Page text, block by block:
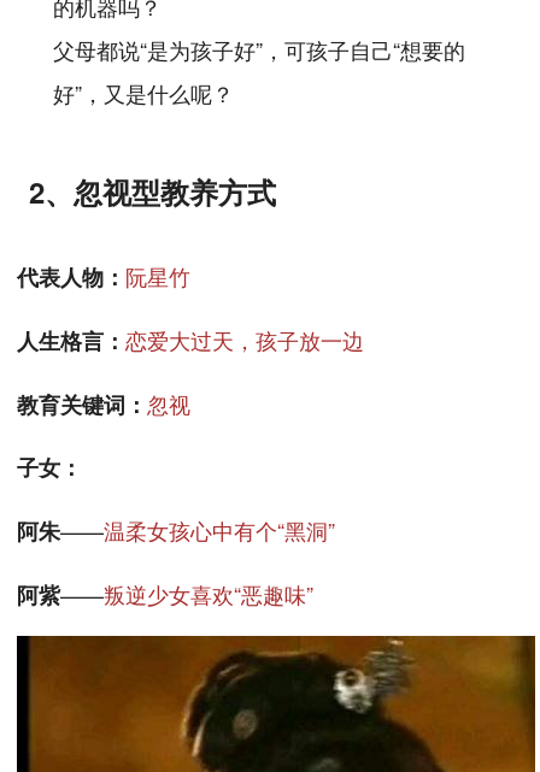
父母都说“是为孩子好”，可孩子自己“想要的
好”，又是什么呢？
2、忽视型教养方式
代表人物： 阮星竹
人生格言：恋爱大过天，孩子放一边
教育关键词：忽视
子女：
阿朱——温柔女孩心中有个“黑洞”
阿紫——叛逆少女喜欢“恶趣味”